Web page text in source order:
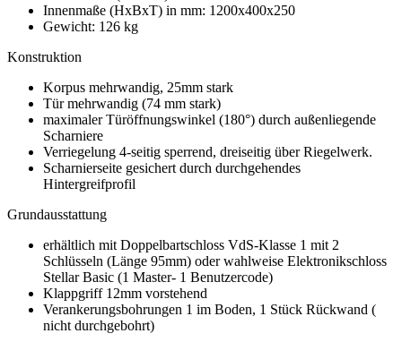
Innenmaße (HxBxT) in mm: 1200x400x250
Gewicht: 126 kg
Konstruktion
Korpus mehrwandig, 25mm stark
Tür mehrwandig (74 mm stark)
maximaler Türöffnungswinkel (180°) durch außenliegende
Scharniere
Verriegelung 4-seitig sperrend, dreiseitig über Riegelwerk.
Scharnierseite gesichert durch durchgehendes
Hintergreifprofil
Grundausstattung
erhältlich mit Doppelbartschloss VdS-Klasse 1 mit 2
Schlüsseln (Länge 95mm) oder wahlweise Elektronikschloss
Stellar Basic (1 Master- 1 Benutzercode)
Klappgriff 12mm vorstehend
Verankerungsbohrungen 1 im Boden, 1 Stück Rückwand (
nicht durchgebohrt)